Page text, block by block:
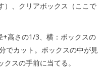
）、クリアボックス（ここで
+高さの1/3、横：ボックスの
でカット。ボックスの中が見
スの手前に当てる。